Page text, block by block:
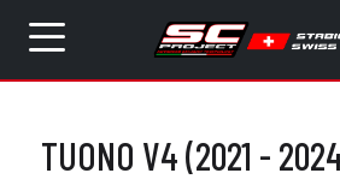
TUONO V4 (2021 -